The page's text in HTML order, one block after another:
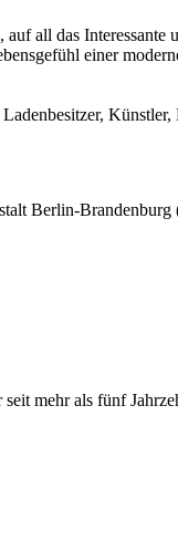
all das Interessante
einer
Berlin-
mehr als fünf